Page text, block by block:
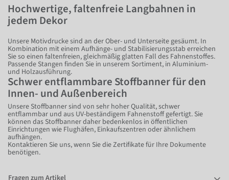
Hochwertige, faltenfreie Langbahnen in
jedem Dekor
Unsere Motivdrucke sind an der Ober- und Unterseite gesäumt. In
Kombination mit einem Aufhänge- und Stabilisierungsstab erreichen
Sie so einen faltenfreien, gleichmäßig glatten Fall des Fahnenstoffes.
Passende Stangen finden Sie in unserem Sortiment, in Aluminium-
und Holzausführung.
Schwer entflammbare Stoffbanner für den
Innen- und Außenbereich
Unsere Stoffbanner sind von sehr hoher Qualität, schwer
entflammbar und aus UV-beständigem Fahnenstoff gefertigt. Sie
können das Stoffbanner daher bedenkenlos in öffentlichen
Einrichtungen wie Flughäfen, Einkaufszentren oder ähnlichem
aufhängen.
Kontaktieren Sie uns, wenn Sie die Zertifikate für Ihre Dokumente
benötigen.
Fragen zum Artikel